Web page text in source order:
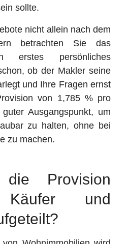
sollte.
nicht allein nach dem
betrachten Sie das
erstes persönliches
ob der Makler seine
und Ihre Fragen ernst
von 1,785 % pro
Ausgangspunkt, um
zu halten, ohne bei
zu machen.
Provision
Käufer und